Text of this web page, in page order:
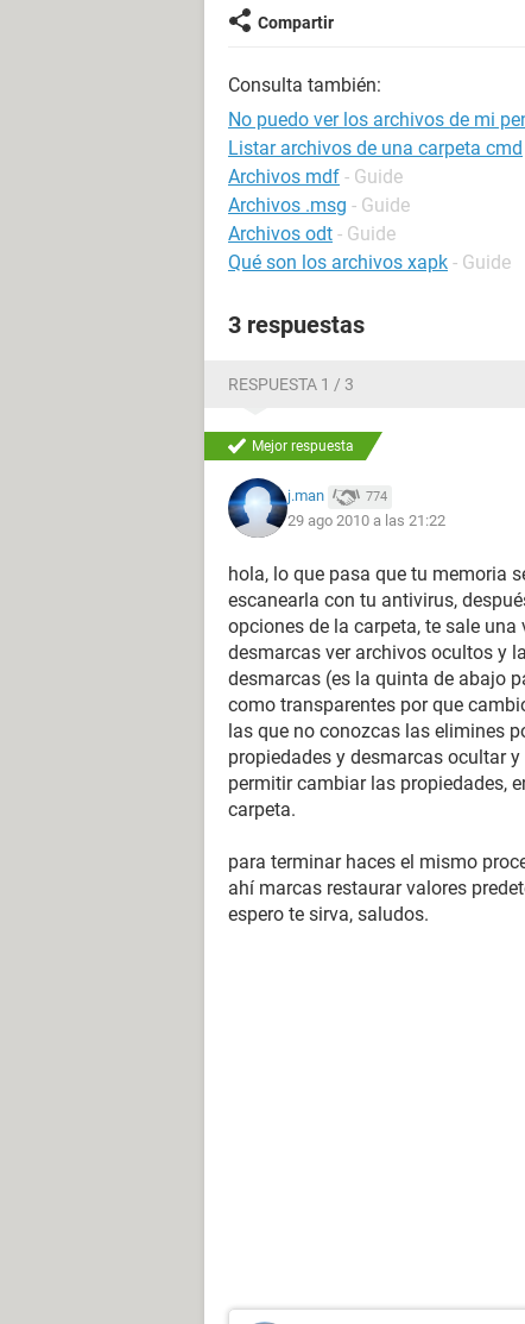
Compartir
Consulta también:
No puedo ver los archivos de mi
Listar archivos de una carpeta cmd
Archivos mdf - Guide
Archivos .msg - Guide
Archivos odt - Guide
Qué son los archivos xapk - Guide
3 respuestas
RESPUESTA 1 / 3
Mejor respuesta
j.man 774
29 ago 2010 a las 21:22
hola, lo que pasa que tu memoria
escanearla con tu antivirus,
opciones de la carpeta, te sale
desmarcas ver archivos ocultos y
desmarcas (es la quinta de abajo
como transparentes por que
las que no conozcas las elimines
propiedades y desmarcas ocultar
permitir cambiar las propiedades,
carpeta.
para terminar haces el mismo
ahí marcas restaurar valores
espero te sirva, saludos.